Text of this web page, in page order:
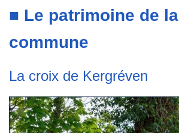
■ Le patrimoine de la
commune
La croix de Kergréven